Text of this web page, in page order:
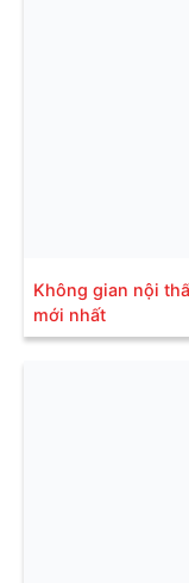
Không gian nội
mới nhất